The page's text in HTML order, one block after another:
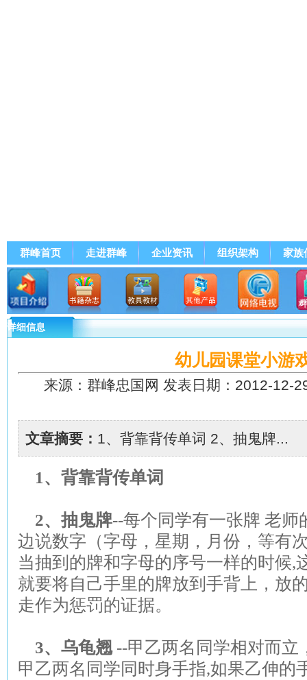
群峰首页 走进群峰 企业资讯 组织架构 家族
群峰直播
详细信息
幼儿园课堂小游
来源：群峰忠国网 发表日期：2012-12-
文章摘要： 1、背靠背传单词 2、抽鬼牌...
1、背靠背传单词
2、抽鬼牌--每个同学有一张牌 老师
边说数字（字母，星期，月份，等有
当抽到的牌和字母的序号一样的时候,
就要将自己手里的牌放到手背上，放
走作为惩罚的证据。
3、乌龟翘--甲乙两名同学相对而立
甲乙两名同学同时身手指,如果乙伸的